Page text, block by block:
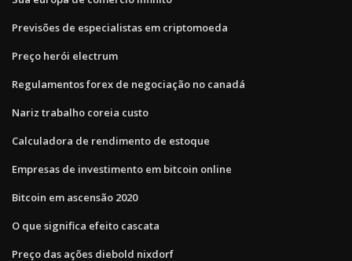
Previsões de especialistas em criptomoeda
Preço herói electrum
Regulamentos forex de negociação no canadá
Nariz trabalho coreia custo
Calculadora de rendimento de estoque
Empresas de investimento em bitcoin online
Bitcoin em ascensão 2020
O que significa efeito cascata
Preço das ações diebold nixdorf